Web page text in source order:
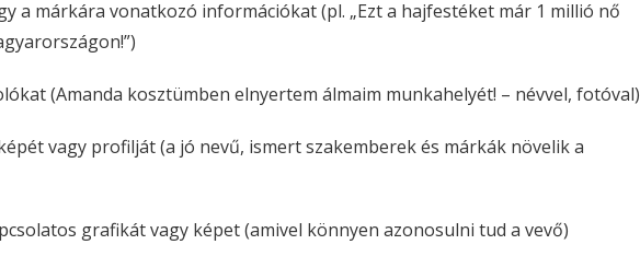
a márkára vonatkozó információkat (pl. „Ezt a hajfestéket már 1 millió nő
(Amanda kosztümben elnyertem álmaim munkahelyét! – névvel, fotóval)
vagy profilját (a jó nevű, ismert szakemberek és márkák növelik a
grafikát vagy képet (amivel könnyen azonosulni tud a vevő)